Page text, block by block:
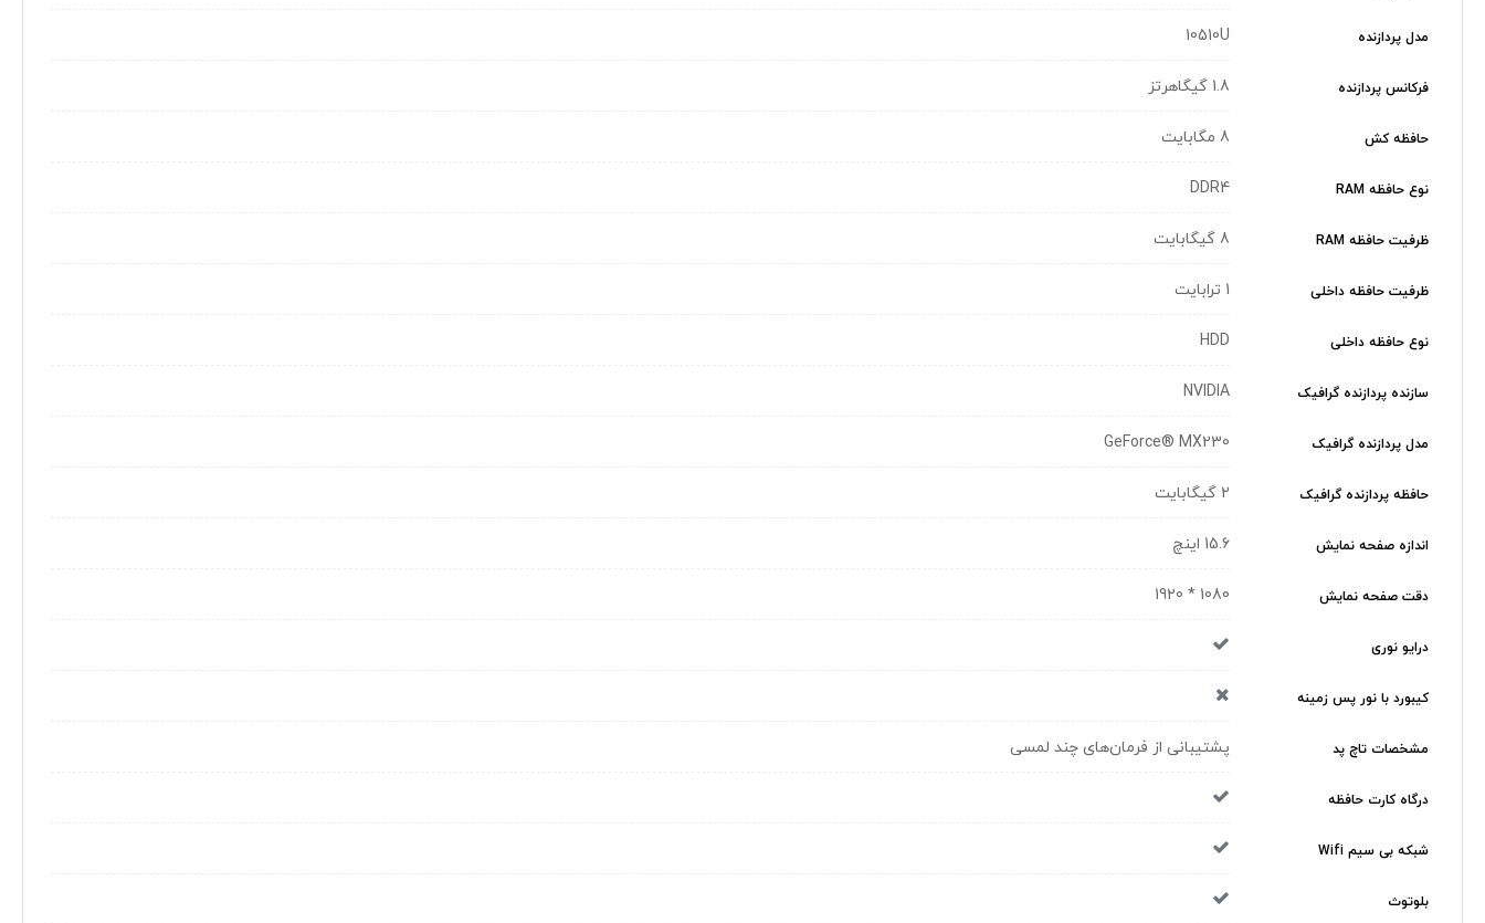
مدل پردازنده 10510U
فرکانس پردازنده 1.8 گیگاهرتز
حافظه کش 8 مگابایت
نوع حافظه RAM DDR4
ظرفیت حافظه RAM 8 گیگابایت
ظرفیت حافظه داخلی 1 ترابایت
نوع حافظه داخلی HDD
سازنده پردازنده گرافیک NVIDIA
مدل پردازنده گرافیک GeForce® MX230
حافظه پردازنده گرافیک 2 گیگابایت
اندازه صفحه نمایش 15.6 اینچ
دقت صفحه نمایش 1080 * 1920
درایو نوری
کیبورد با نور پس زمینه
مشخصات تاچ پد پشتیبانی از فرمان‌های چند لمسی
درگاه کارت حافظه
شبکه بی سیم Wifi
بلوتوث